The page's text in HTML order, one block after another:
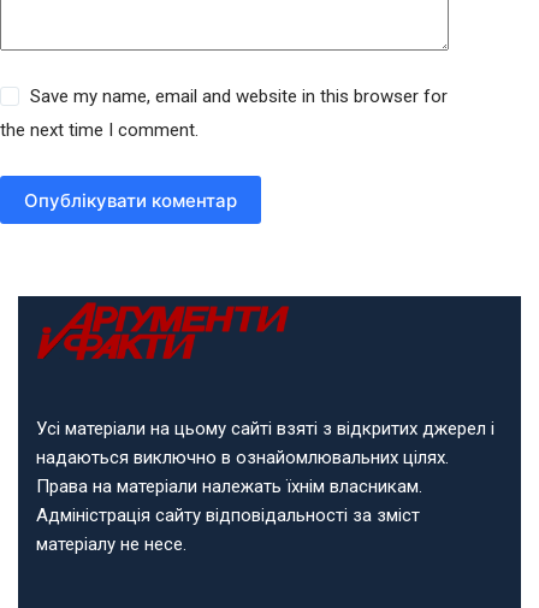
Save my name, email and website in this browser for
the next time I comment.
Опублікувати коментар
Усі матеріали на цьому сайті взяті з відкритих джерел і
надаються виключно в ознайомлювальних цілях.
Права на матеріали належать їхнім власникам.
Адміністрація сайту відповідальності за зміст
матеріалу не несе.